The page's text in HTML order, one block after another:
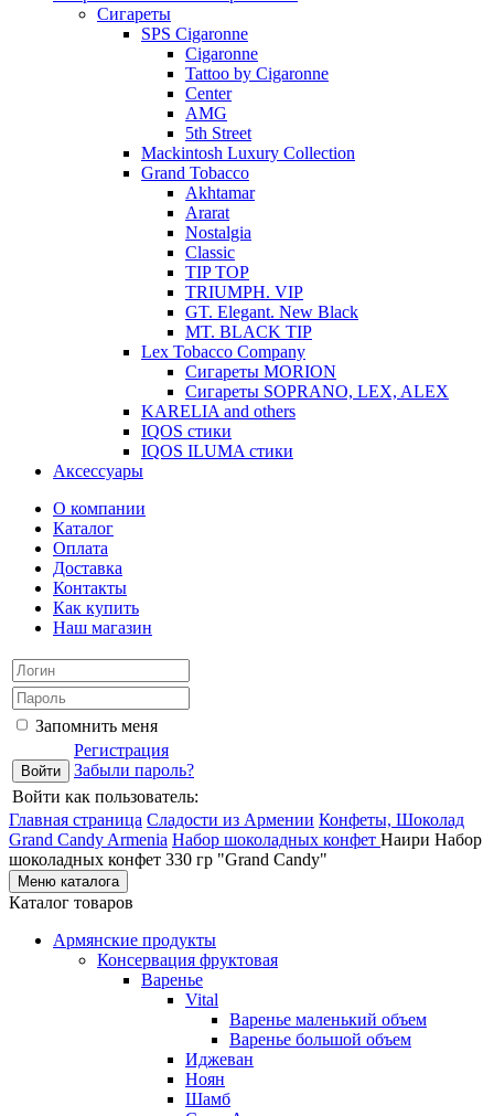
Cигареты
SPS Cigaronne
Сigaronne
Tattoo by Cigaronne
Center
AMG
5th Street
Mackintosh Luxury Collection
Grand Tobacco
Akhtamar
Ararat
Nostalgia
Classic
TIP TOP
TRIUMPH. VIP
GT. Elegant. New Black
MT. BLACK TIP
Lex Tobacco Company
Сигареты MORION
Сигареты SOPRANO, LEX, ALEX
KARELIA and others
IQOS стики
IQOS ILUMA стики
Аксессуары
О компании
Каталог
Оплата
Доставка
Контакты
Как купить
Наш магазин
Запомнить меня
Регистрация
Забыли пароль?
Войти как пользователь:
Главная страница Сладости из Армении Конфеты, Шоколад
Grand Candy Armenia Набор шоколадных конфет Наири Набор
шоколадных конфет 330 гр "Grand Candy"
Меню каталога
Каталог товаров
Армянские продукты
Консервация фруктовая
Варенье
Vital
Варенье маленький объем
Варенье большой объем
Иджеван
Ноян
Шамб